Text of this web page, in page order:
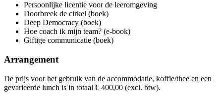
Persoonlijke licentie voor de leeromgeving
Doorbreek de cirkel (boek)
Deep Democracy (boek)
Hoe coach ik mijn team? (e-book)
Giftige communicatie (boek)
Arrangement
De prijs voor het gebruik van de accommodatie, koffie/thee en een
gevarieerde lunch is in totaal € 400,00 (excl. btw).